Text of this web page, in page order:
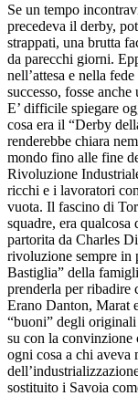
Se un tempo
precedeva il derby,
strappati, una brutta
da parecchi giorni.
nell’attesa e nella
successo, fosse
E’ difficile spiegare
cosa era il “Derby
renderebbe chiara
mondo fino alle fine
Rivoluzione
ricchi e i lavoratori
vuota. Il fascino di
squadre, era
partorita da Charles
rivoluzione sempre in
Bastiglia” della
prenderla per ribadire
Erano Danton, Marat
“buoni” degli originali
su con la convinzione
ogni cosa a chi
sostituito i Savoia